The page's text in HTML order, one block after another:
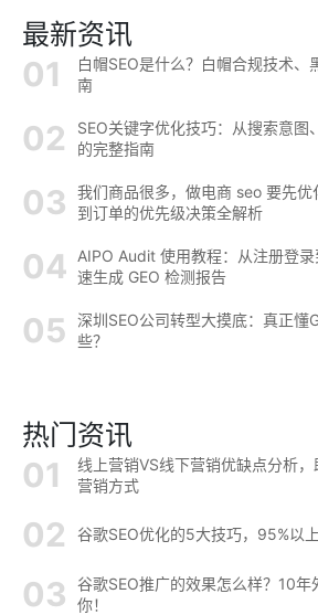
最新资讯
白帽SEO是什么？白帽合规技术、
南
SEO关键字优化技巧：从搜索意图
的完整指南
我们商品很多，做电商 seo 要先
到订单的优先级决策全解析
AIPO Audit 使用教程：从注册登
速生成 GEO 检测报告
深圳SEO公司转型大摸底：真正懂
些？
热门资讯
线上营销VS线下营销优缺点分析
营销方式
谷歌SEO优化的5大技巧，95%以
谷歌SEO推广的效果怎么样？10
你！